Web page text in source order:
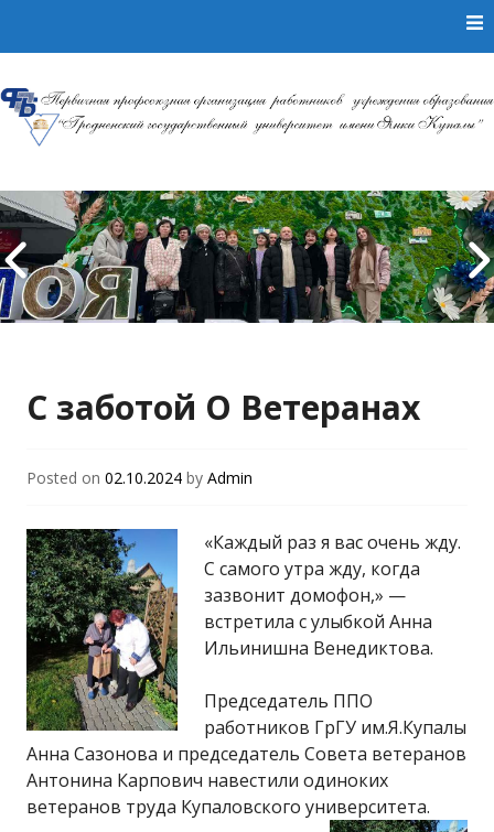
Первичная
профсоюзная
организация
учреждения
образования
"Гродненский
государственный
университет имени
Янки Купалы"
С заботой О Ветеранах
Posted on 02.10.2024 by Admin
«Каждый раз я вас очень жду.
С самого утра жду, когда
зазвонит домофон,» —
встретила с улыбкой Анна
Ильинишна Венедиктова.
Председатель ППО
работников ГрГУ им.Я.Купалы
Анна Сазонова и председатель Совета ветеранов
Антонина Карпович навестили одиноких
ветеранов труда Купаловского университета.